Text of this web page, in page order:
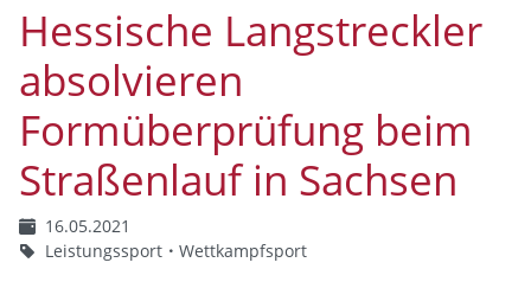
Hessische Langstreckler
absolvieren
Formüberprüfung beim
Straßenlauf in Sachsen
16.05.2021
Leistungssport
Wettkampfsport